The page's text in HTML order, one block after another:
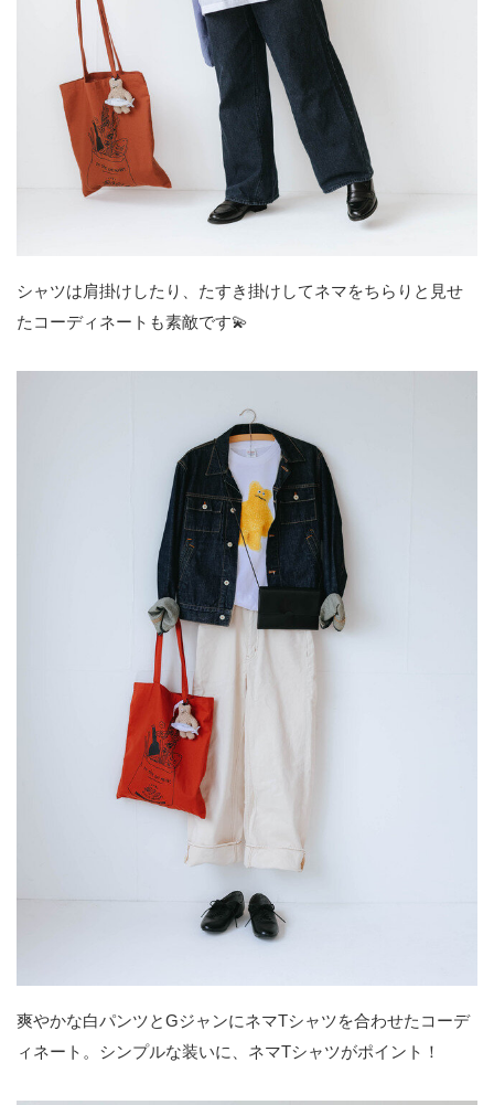
シャツは肩掛けしたり、たすき掛けしてネマをちらりと見せ
たコーディネートも素敵です💫
爽やかな白パンツとGジャンにネマTシャツを合わせたコーデ
ィネート。シンプルな装いに、ネマTシャツがポイント！